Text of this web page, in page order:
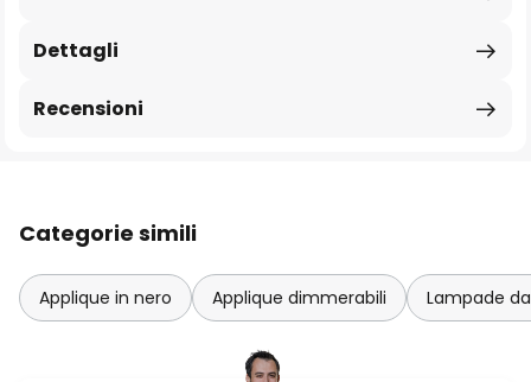
Dettagli
Recensioni
Categorie simili
Applique in nero Applique dimmerabili Lampade